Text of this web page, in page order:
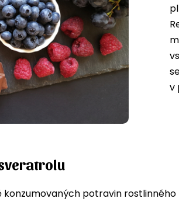
v
konzumovaných potravin